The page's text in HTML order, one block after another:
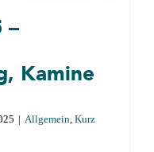
–
Kamine
| Allgemein, Kurz